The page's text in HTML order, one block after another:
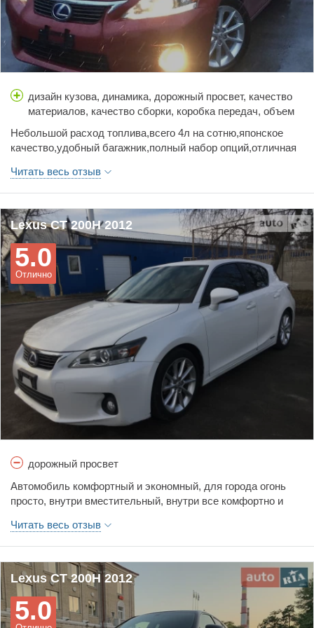
дизайн кузова, динамика, дорожный просвет, качество
материалов, качество сборки, коробка передач, объем
обслуживания, тормоза, управляемость, цена,
шумоизоляция
Небольшой расход топлива,всего 4л на сотню,японское
качество,удобный багажник,полный набор опций,отличная
Читать весь отзыв
Lexus CT 200H 2012
Отлично
5.0
дорожный просвет
Автомобиль комфортный и экономный, для города огонь
просто, внутри вместительный, внутри все комфортно и
Читать весь отзыв
Lexus CT 200H 2012
5.0